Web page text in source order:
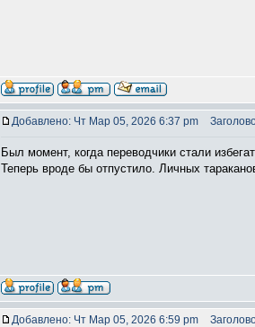
Добавлено: Чт Мар 05, 2026 6:37 pm
Был момент, когда переводчики стали
Теперь вроде бы отпустило. Личных
Добавлено: Чт Мар 05, 2026 6:59 pm